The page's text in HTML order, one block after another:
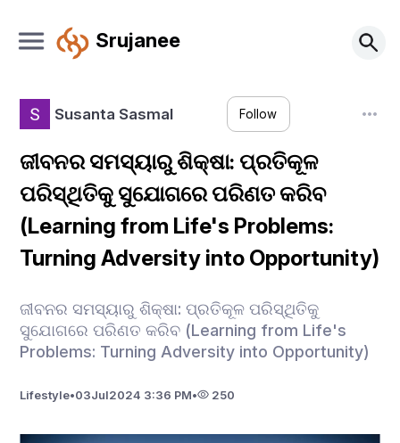
Srujanee
Susanta Sasmal Follow
ଜୀବନର ସମସ୍ୟାରୁ ଶିକ୍ଷା: ପ୍ରତିକୂଳ
ପରିସ୍ଥିତିକୁ ସୁଯୋଗରେ ପରିଣତ କରିବ
(Learning from Life's Problems:
Turning Adversity into Opportunity)
ଜୀବନର ସମସ୍ୟାରୁ ଶିକ୍ଷା: ପ୍ରତିକୂଳ ପରିସ୍ଥିତିକୁ
ସୁଯୋଗରେ ପରିଣତ କରିବ (Learning from Life's
Problems: Turning Adversity into Opportunity)
Lifestyle•03Jul2024 3:36 PM• 250